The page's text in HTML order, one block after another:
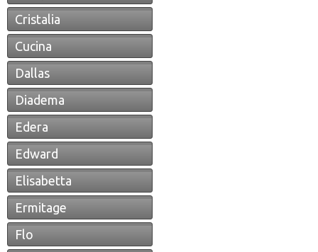
Cristalia
Cucina
Dallas
Diadema
Edera
Edward
Elisabetta
Ermitage
Flo